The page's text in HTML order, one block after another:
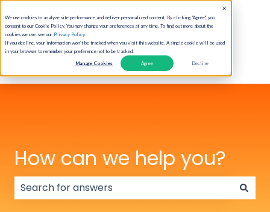
We use cookies to analyze site performance and deliver personalized content. By clicking "Agree", you
consent to our Cookie Policy. You may change your preferences at any time. To find out more about the
cookies we use, see our Privacy Policy.
If you decline, your information won’t be tracked when you visit this website. A single cookie will be used
in your browser to remember your preference not to be tracked.
Manage Cookies Agree Decline
How can we help you?